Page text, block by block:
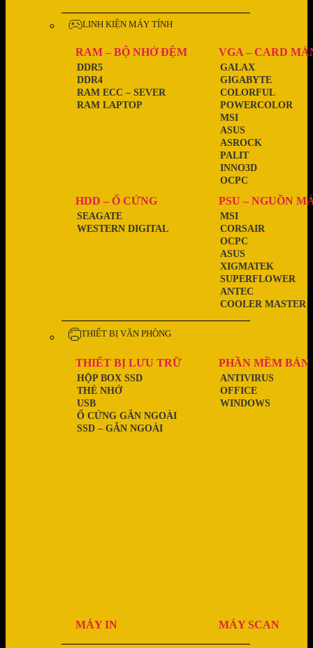
LINH KIỆN MÁY TÍNH
RAM – BỘ NHỚ ĐỆM
RAM LAPTOP
RAM ECC – SEVER
DDR4
DDR5
VGA – CARD
OCPC
INNO3D
PALIT
ASROCK
ASUS
MSI
POWERCOLOR
COLORFUL
GIGABYTE
GALAX
HDD – Ổ CỨNG
WESTERN DIGITAL
SEAGATE
PSU – NGUỒN
COOLER MASTER
ANTEC
SUPERFLOWER
XIGMATEK
ASUS
OCPC
CORSAIR
MSI
THIẾT BỊ VĂN PHÒNG
THIẾT BỊ LƯU TRỮ
SSD – GẮN NGOÀI
Ổ CỨNG GẮN NGOÀI
USB
THẺ NHỚ
HỘP BOX SSD
PHẦN MỀM BẢN
WINDOWS
OFFICE
ANTIVIRUS
MÁY IN MÁY SCAN